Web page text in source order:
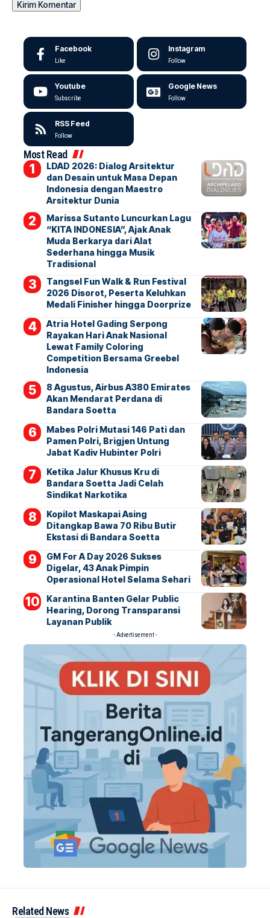
Facebook
Like
Instagram
Follow
Youtube
Subscribe
Google News
Follow
RSS Feed
Follow
Most Read
LDAD 2026: Dialog Arsitektur
dan Desain untuk Masa Depan
Indonesia dengan Maestro
Arsitektur Dunia
Marissa Sutanto Luncurkan Lagu
“KITA INDONESIA”, Ajak Anak
Muda Berkarya dari Alat
Sederhana hingga Musik
Tradisional
Tangsel Fun Walk & Run Festival
2026 Disorot, Peserta Keluhkan
Medali Finisher hingga Doorprize
Atria Hotel Gading Serpong
Rayakan Hari Anak Nasional
Lewat Family Coloring
Competition Bersama Greebel
Indonesia
8 Agustus, Airbus A380 Emirates
Akan Mendarat Perdana di
Bandara Soetta
Mabes Polri Mutasi 146 Pati dan
Pamen Polri, Brigjen Untung
Jabat Kadiv Hubinter Polri
Ketika Jalur Khusus Kru di
Bandara Soetta Jadi Celah
Sindikat Narkotika
Kopilot Maskapai Asing
Ditangkap Bawa 70 Ribu Butir
Ekstasi di Bandara Soetta
GM For A Day 2026 Sukses
Digelar, 43 Anak Pimpin
Operasional Hotel Selama Sehari
Karantina Banten Gelar Public
Hearing, Dorong Transparansi
Layanan Publik
- Advertisement -
Related News